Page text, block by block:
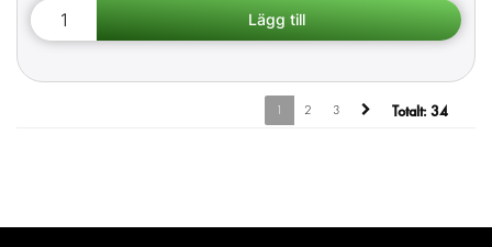
1 2 3 Totalt: 34